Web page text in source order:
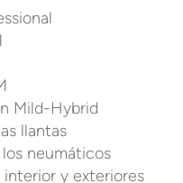
Mild-Hybrid
llantas
neumáticos
y exteriores